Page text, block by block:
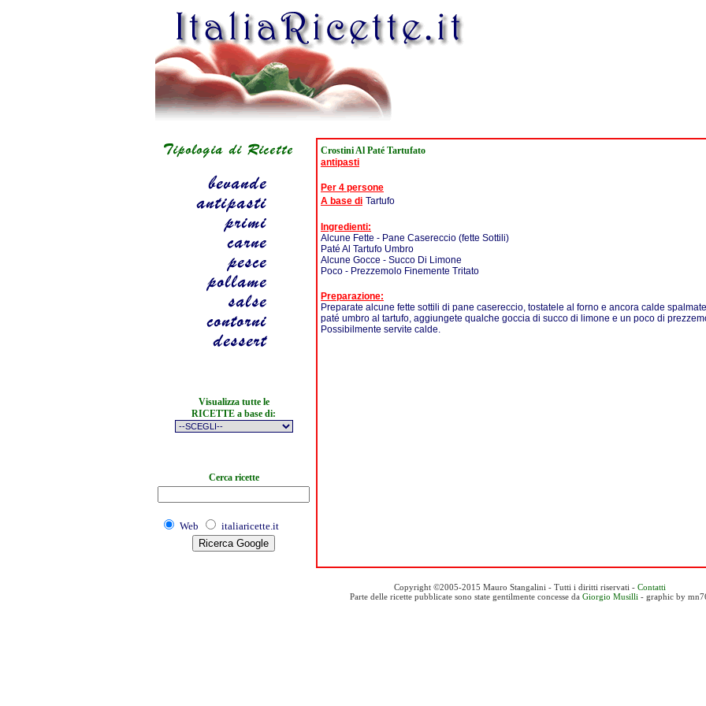
Visualizza tutte le
RICETTE a base di:
Cerca ricette
Web italiaricette.it
Crostini Al Paté Tartufato
antipasti
Per 4 persone
A base di Tartufo
Ingredienti:
Alcune Fette - Pane Casereccio (fette Sottili)
Paté Al Tartufo Umbro
Alcune Gocce - Succo Di Limone
Poco - Prezzemolo Finemente Tritato
Preparazione:
Preparate alcune fette sottili di pane casereccio, tostatele al forno e ancora calde
paté umbro al tartufo, aggiungete qualche goccia di succo di limone e un poco di
Possibilmente servite calde.
Copyright ©2005-2015 Mauro Stangalini - Tutti i diritti riservati - Contatti
Parte delle ricette pubblicate sono state gentilmente concesse da Giorgio Musilli - graphic by